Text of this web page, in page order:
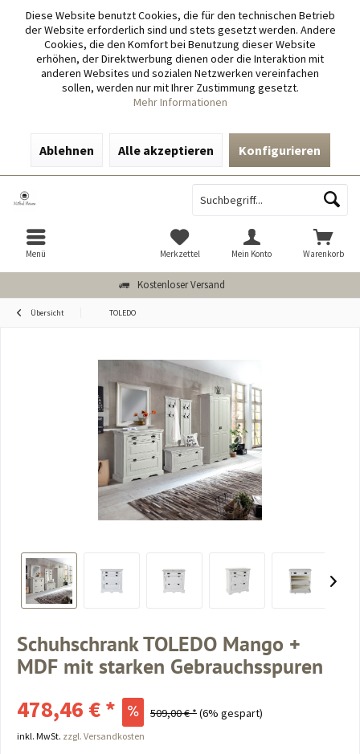
Diese Website benutzt Cookies, die für den technischen Betrieb
der Website erforderlich sind und stets gesetzt werden. Andere
Cookies, die den Komfort bei Benutzung dieser Website
erhöhen, der Direktwerbung dienen oder die Interaktion mit
anderen Websites und sozialen Netzwerken vereinfachen
sollen, werden nur mit Ihrer Zustimmung gesetzt.
Mehr Informationen
Ablehnen Alle akzeptieren Konfigurieren
Kostenloser Versand
Menü Warenkorb
Merkzettel Mein Konto
Übersicht TOLEDO
Schuhschrank TOLEDO Mango +
MDF mit starken Gebrauchsspuren
478,46 € * 509,00 € *(6% gespart)
inkl. MwSt. zzgl. Versandkosten